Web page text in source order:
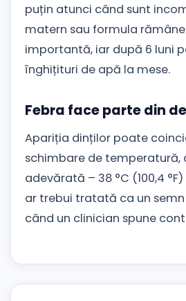
puțin atunci când sunt
matern sau formula
importantă, iar după 6 luni
înghițituri de apă la mese.
Febra face parte din
Apariția dinților poate
schimbare de temperatură,
adevărată – 38 °C (100,4
ar trebui tratată ca un
când un clinician spune